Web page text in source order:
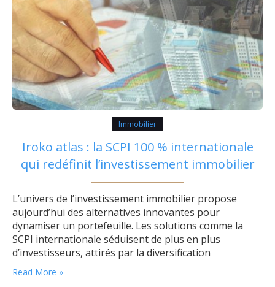
Immobilier
Iroko atlas : la SCPI 100 % internationale
qui redéfinit l’investissement immobilier
L’univers de l’investissement immobilier propose
aujourd’hui des alternatives innovantes pour
dynamiser un portefeuille. Les solutions comme la
SCPI internationale séduisent de plus en plus
d’investisseurs, attirés par la diversification
géographique et les nombreux avantages fiscaux
offerts par ces modèles. Pourquoi choisir une SCPI
Read More »